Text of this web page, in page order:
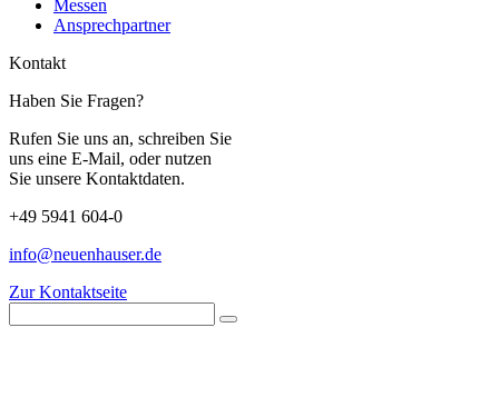
Messen
Ansprechpartner
Kontakt
Haben Sie Fragen?
Rufen Sie uns an, schreiben Sie
uns eine E-Mail, oder nutzen
Sie unsere Kontaktdaten.
+49 5941 604-0
info@neuenhauser.de
Zur Kontaktseite